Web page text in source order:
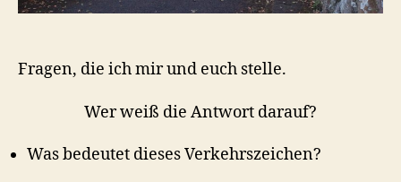
Fragen, die ich mir und euch stelle.
Wer weiß die Antwort darauf?
Was bedeutet dieses Verkehrszeichen?